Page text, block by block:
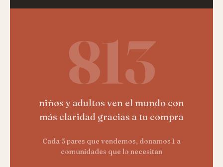
813
niños y adultos ven el mundo con
más claridad gracias a tu compra
Cada 5 pares que vendemos, donamos 1 a
comunidades que lo necesitan